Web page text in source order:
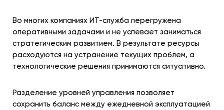
Во многих компаниях ИТ-служба перегружена
оперативными задачами и не успевает заниматься
стратегическим развитием. В результате ресурсы
расходуются на устранение текущих проблем, а
технологические решения принимаются ситуативно.
Разделение уровней управления позволяет
сохранить баланс между ежедневной эксплуатацией